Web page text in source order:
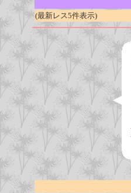
(最新レス5件表示)